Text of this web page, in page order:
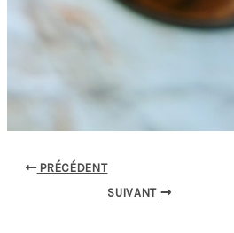
PRÉCÉDENT
SUIVANT